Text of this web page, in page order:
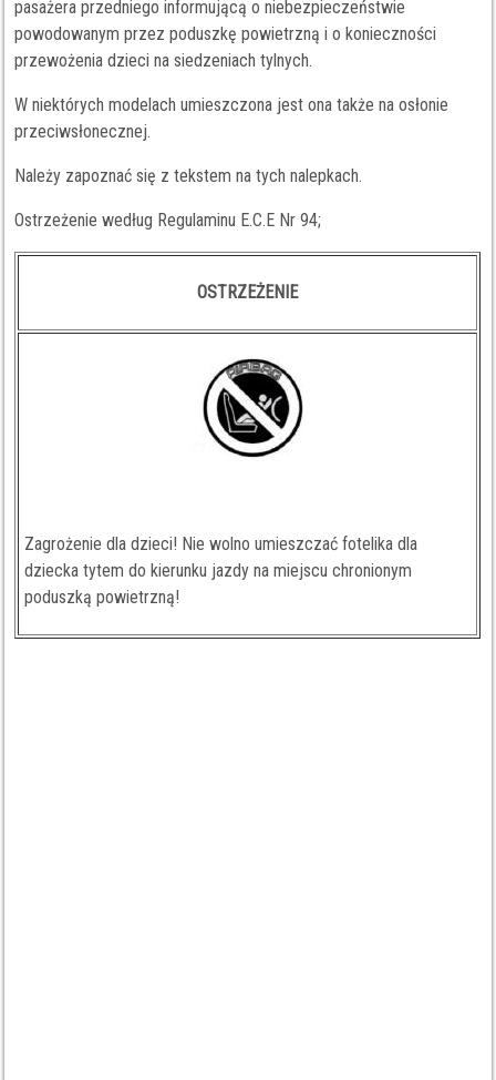
pasażera przedniego informującą o niebezpieczeństwie
powodowanym przez poduszkę powietrzną i o konieczności
przewożenia dzieci na siedzeniach tylnych.
W niektórych modelach umieszczona jest ona także na osłonie
przeciwsłonecznej.
Należy zapoznać się z tekstem na tych nalepkach.
Ostrzeżenie według Regulaminu E.C.E Nr 94;
OSTRZEŻENIE
Zagrożenie dla dzieci! Nie wolno umieszczać fotelika dla
dziecka tytem do kierunku jazdy na miejscu chronionym
poduszką powietrzną!